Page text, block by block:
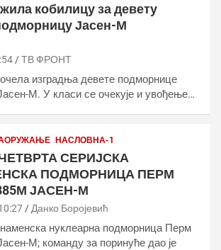
кобилицу за девету
Јасен-М
ТВ ФРОНТ
изградња девете подморнице
М. У класи се очекује и увођење…
НАСЛОВНА-1
СЕРИЈСКА
ПОДМОРНИЦА ПЕРМ
ЈАСЕН-М
Данко Боројевић
нуклеарна подморница Перм
М; команду за поринуће дао је